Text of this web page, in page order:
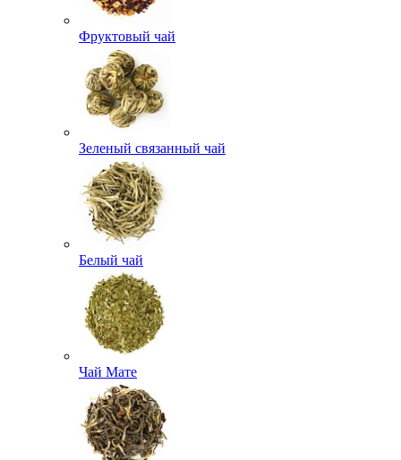
Фруктовый чай
Зеленый связанный чай
Белый чай
Чай Мате